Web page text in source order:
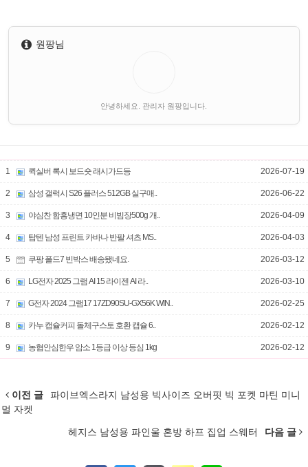
원팡님
안녕하세요. 관리자 원팡입니다.
1 퀵실버 록시 보드숏 래시가드등 2026-07-19
2 삼성 갤럭시 S26 플러스 512GB 실구매.. 2026-06-22
3 야심찬 함흥냉면 10인분 비빔장500g 개.. 2026-04-09
4 탑텐 남성 프린트 카바나 반팔 셔츠 MS.. 2026-04-03
5 쿠팡 폴드7 빈박스 배송됐네요. 2026-03-12
6 LG전자 2025 그램 AI 15 라이젠 AI 라.. 2026-03-10
7 G전자 2024 그램17 17ZD90SU-GX56K WIN.. 2026-02-25
8 카누 캡슐커피 돌체구스토 호환 캡슐 6.. 2026-02-12
9 농협안심한우 암소 1등급 이상 등심 1kg 2026-02-12
이전 글
파이브엑스라지 남성용 빅사이즈 오버핏 빅 포켓 마틴 미니
멀 자켓
헤지스 남성용 파인울 혼방 하프 집업 스웨터 다음 글